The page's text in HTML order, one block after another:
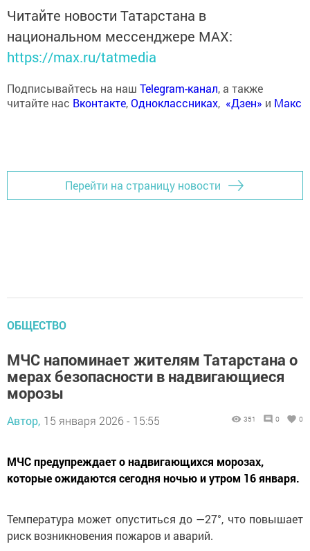
Читайте новости Татарстана в
национальном мессенджере MАХ:
https://max.ru/tatmedia
Подписывайтесь на наш Telegram-канал, а также
читайте нас Вконтакте,Одноклассниках, «Дзен» и Макс
Перейти на страницу новости
ОБЩЕСТВО
МЧС напоминает жителям Татарстана о
мерах безопасности в надвигающиеся
морозы
Автор, 15 января 2026 - 15:55 351 0 0
МЧС предупреждает о надвигающихся морозах,
которые ожидаются сегодня ночью и утром 16 января.
Температура может опуститься до —27°, что повышает
риск возникновения пожаров и аварий.